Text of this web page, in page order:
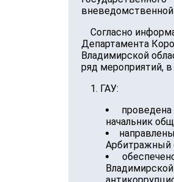
Согласно
Департамента
Владимирской
ряд мероприятий,
1. ГАУ:
начальник
Арбитражный